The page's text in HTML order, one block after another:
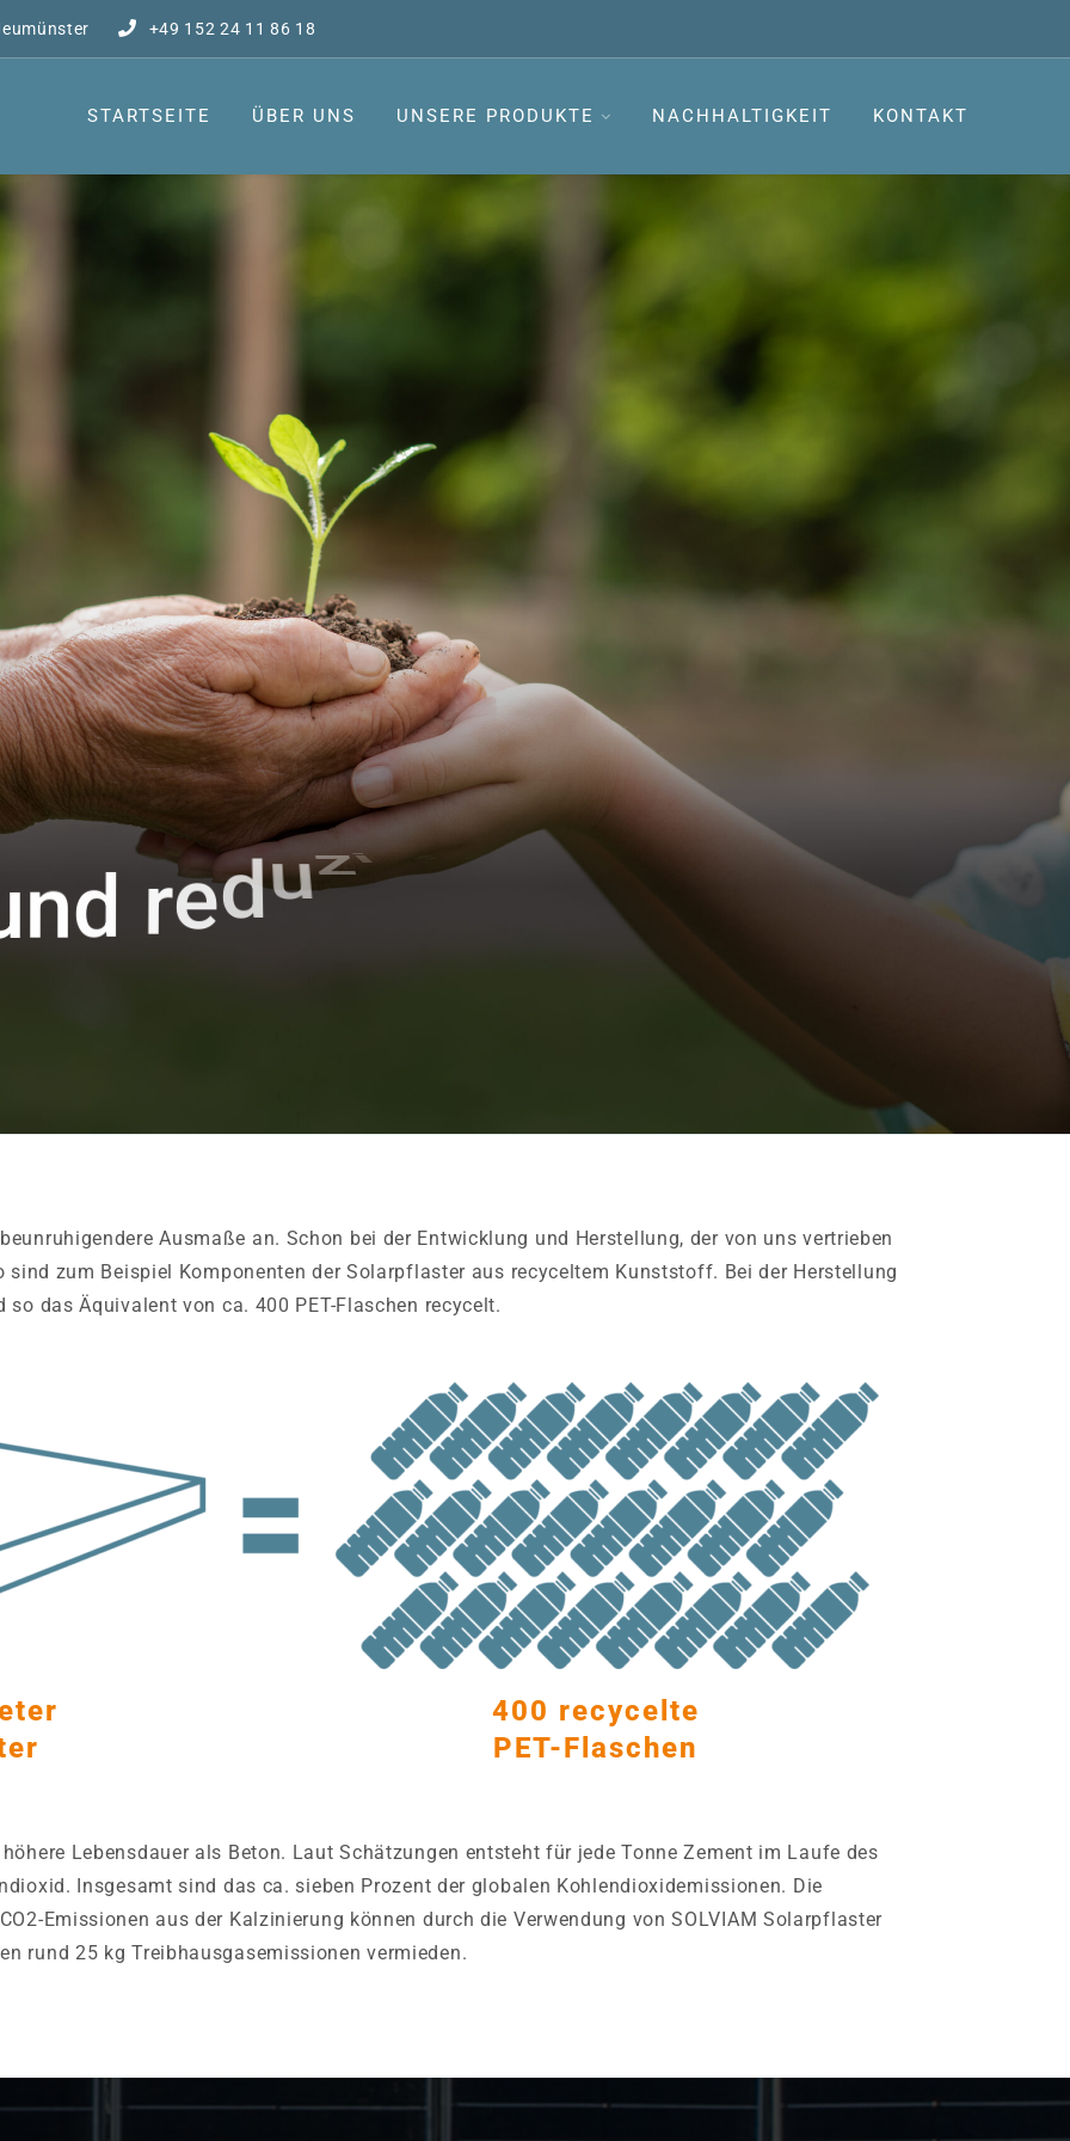
+49 152 24 11 86 18
STARTSEITE ÜBER UNS UNSERE PRODUKTE NACHHALTIGKEIT KONTAKT
nd reduzier is t
Ausmaße an. Schon bei der Entwicklung und Herstellung, der von uns vertrieben
zum Beispiel Komponenten der Solarpflaster aus recyceltem Kunststoff. Bei der Herstellung
das Äquivalent von ca. 400 PET-Flaschen recycelt.
400 recycelte
PET-Flaschen
Lebensdauer als Beton. Laut Schätzungen entsteht für jede Tonne Zement im Laufe des
Insgesamt sind das ca. sieben Prozent der globalen Kohlendioxidemissionen. Die
Emissionen aus der Kalzinierung können durch die Verwendung von SOLVIAM Solarpflaster
rund 25 kg Treibhausgasemissionen vermieden.